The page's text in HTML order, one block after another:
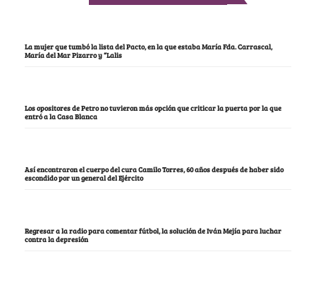
La mujer que tumbó la lista del Pacto, en la que estaba María Fda. Carrascal,
María del Mar Pizarro y “Lalis
Los opositores de Petro no tuvieron más opción que criticar la puerta por la que
entró a la Casa Blanca
Así encontraron el cuerpo del cura Camilo Torres, 60 años después de haber sido
escondido por un general del Ejército
Regresar a la radio para comentar fútbol, la solución de Iván Mejía para luchar
contra la depresión